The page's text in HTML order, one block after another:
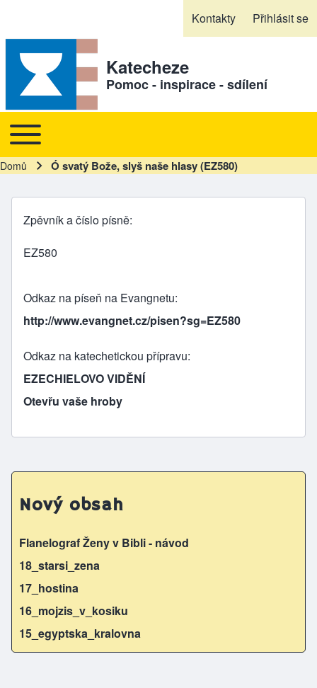
Kontakty Přihlásit se
Katecheze
Pomoc - inspirace - sdílení
Hlavní navigace
Toggle main menu
Drobečková navigace
Domů Ó svatý Bože, slyš naše hlasy (EZ580)
Zpěvník a číslo písně
EZ580
Odkaz na píseň na Evangnetu
http://www.evangnet.cz/pisen?sg=EZ580
Odkaz na katechetickou přípravu
EZECHIELOVO VIDĚNÍ
Otevřu vaše hroby
Nový obsah
Flanelograf Ženy v Bibli - návod
18_starsi_zena
17_hostina
16_mojzis_v_kosiku
15_egyptska_kralovna